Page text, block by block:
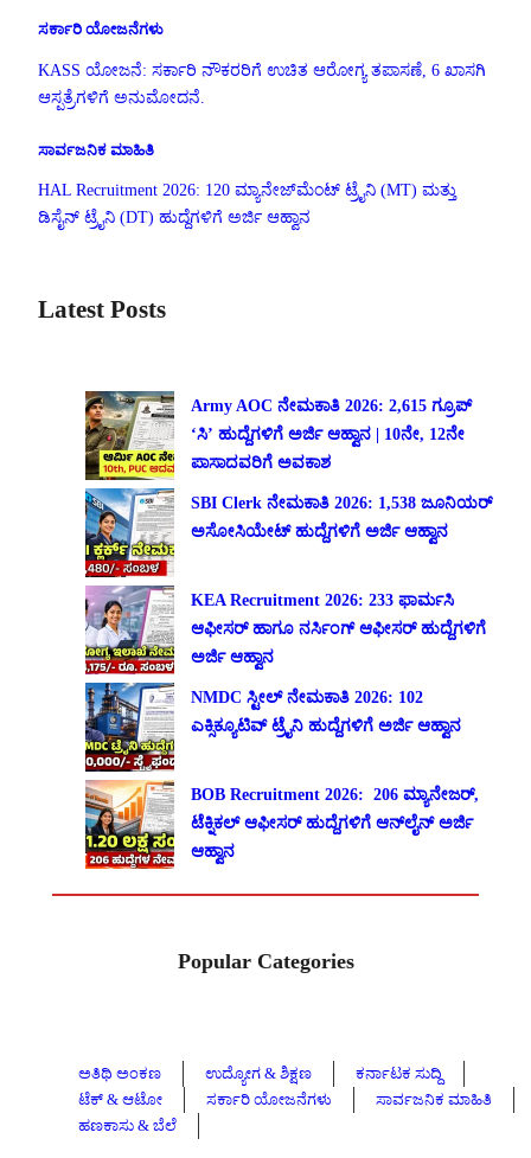
ಸರ್ಕಾರಿ ಯೋಜನೆಗಳು
KASS ಯೋಜನೆ: ಸರ್ಕಾರಿ ನೌಕರರಿಗೆ ಉಚಿತ ಆರೋಗ್ಯ ತಪಾಸಣೆ, 6 ಖಾಸಗಿ
ಆಸ್ಪತ್ರೆಗಳಿಗೆ ಅನುಮೋದನೆ.
ಸಾರ್ವಜನಿಕ ಮಾಹಿತಿ
HAL Recruitment 2026: 120 ಮ್ಯಾನೇಜ್‌ಮೆಂಟ್ ಟ್ರೈನಿ (MT) ಮತ್ತು
ಡಿಸೈನ್ ಟ್ರೈನಿ (DT) ಹುದ್ದೆಗಳಿಗೆ ಅರ್ಜಿ ಆಹ್ವಾನ
Latest Posts
Army AOC ನೇಮಕಾತಿ 2026: 2,615 ಗ್ರೂಪ್
‘ಸಿ’ ಹುದ್ದೆಗಳಿಗೆ ಅರ್ಜಿ ಆಹ್ವಾನ | 10ನೇ, 12ನೇ
ಪಾಸಾದವರಿಗೆ ಅವಕಾಶ
SBI Clerk ನೇಮಕಾತಿ 2026: 1,538 ಜೂನಿಯರ್
ಅಸೋಸಿಯೇಟ್ ಹುದ್ದೆಗಳಿಗೆ ಅರ್ಜಿ ಆಹ್ವಾನ
KEA Recruitment 2026: 233 ಫಾರ್ಮಸಿ
ಆಫೀಸರ್ ಹಾಗೂ ನರ್ಸಿಂಗ್ ಆಫೀಸರ್ ಹುದ್ದೆಗಳಿಗೆ
ಅರ್ಜಿ ಆಹ್ವಾನ
NMDC ಸ್ಟೀಲ್ ನೇಮಕಾತಿ 2026: 102
ಎಕ್ಸಿಕ್ಯೂಟಿವ್ ಟ್ರೈನಿ ಹುದ್ದೆಗಳಿಗೆ ಅರ್ಜಿ ಆಹ್ವಾನ
BOB Recruitment 2026: 206 ಮ್ಯಾನೇಜರ್,
ಟೆಕ್ನಿಕಲ್ ಆಫೀಸರ್ ಹುದ್ದೆಗಳಿಗೆ ಆನ್‌ಲೈನ್ ಅರ್ಜಿ
ಆಹ್ವಾನ
Popular Categories
ಅತಿಥಿ ಅಂಕಣ ಉದ್ಯೋಗ & ಶಿಕ್ಷಣ
ಕರ್ನಾಟಕ ಸುದ್ದಿ
ಟೆಕ್ & ಆಟೋ
ಸರ್ಕಾರಿ ಯೋಜನೆಗಳು
ಸಾರ್ವಜನಿಕ ಮಾಹಿತಿ
ಹಣಕಾಸು & ಬೆಲೆ